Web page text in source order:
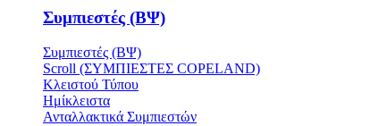
Συμπιεστές (ΒΨ)
Συμπιεστές (ΒΨ)
Scroll (ΣΥΜΠΙΕΣΤΕΣ COPELAND)
Κλειστού Τύπου
Ημίκλειστα
Ανταλλακτικά Συμπιεστών